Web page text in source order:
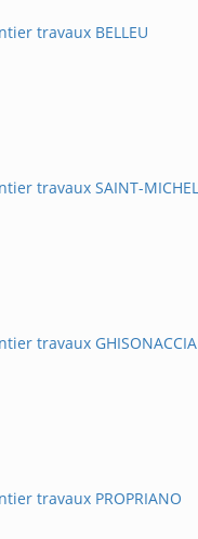
travaux BELLEU
travaux SAINT-MICHEL
travaux GHISONACCIA
travaux PROPRIANO